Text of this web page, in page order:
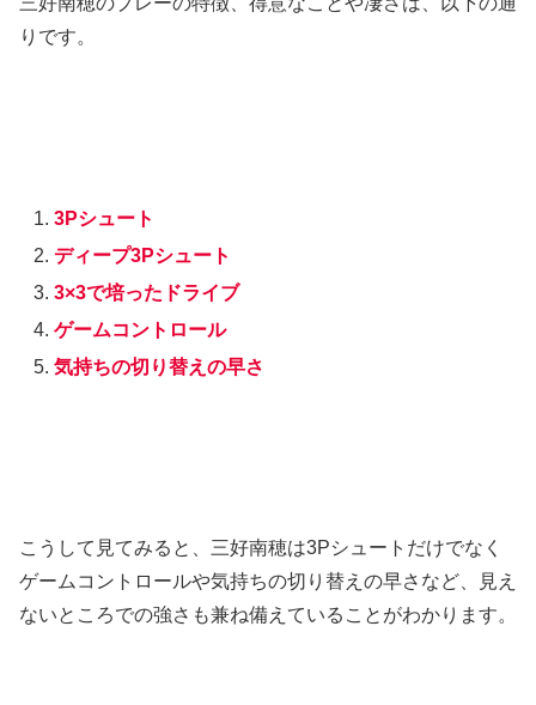
りです。
3Pシュート
ディープ3Pシュート
3×3で培ったドライブ
ゲームコントロール
気持ちの切り替えの早さ
こうして見てみると、三好南穂は3Pシュートだけでなく
ゲームコントロールや気持ちの切り替えの早さなど、見え
ないところでの強さも兼ね備えていることがわかります。